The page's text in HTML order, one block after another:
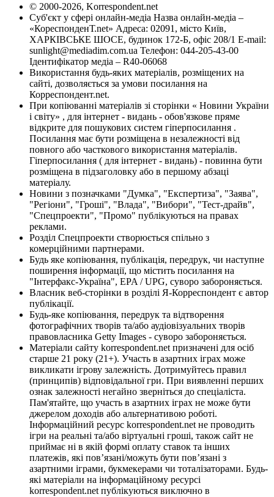
© 2000-2026, Korrespondent.net
Суб'єкт у сфері онлайн-медіа Назва онлайн-медіа –
«КореспонденТ.net» Адреса: 02091, місто Київ,
ХАРКІВСЬКЕ ШОСЕ, будинок 172-Б, офіс 208/1 E-mail:
sunlight@mediadim.com.ua Телефон: 044-205-43-00
Ідентифікатор медіа – R40-06068
Використання будь-яких матеріалів, розміщених на
сайті, дозволяється за умови посилання на
Корреспондент.net.
При копіюванні матеріалів зі сторінки « Новини України
і світу» , для інтернет - видань - обов'язкове пряме
відкрите для пошукових систем гіперпосилання .
Посилання має бути розміщена в незалежності від
повного або часткового використання матеріалів.
Гіперпосилання ( для інтернет - видань) - повинна бути
розміщена в підзаголовку або в першому абзаці
матеріалу.
Новини з позначками "Думка", "Експертиза", "Заява",
"Регіони", "Гроші", "Влада", "Вибори", "Тест-драйв",
"Спецпроекти", "Промо" публікуються на правах
реклами.
Розділ Спецпроекти створюється спільно з
комерційними партнерами.
Будь яке копіювання, публікація, передрук, чи наступне
поширення інформації, що містить посилання на
"Інтерфакс-Україна", EPA / UPG, суворо забороняється.
Власник веб-сторінки в розділі Я-Корреспондент є автор
публікації.
Будь-яке копіювання, передрук та відтворення
фотографічних творів та/або аудіовізуальних творів
правовласника Getty Images - суворо забороняється.
Матеріали сайту korrespondent.net призначені для осіб
старше 21 року (21+). Участь в азартних іграх може
викликати ігрову залежність. Дотримуйтесь правил
(принципів) відповідальної гри. При виявленні перших
ознак залежності негайно зверніться до спеціаліста.
Пам'ятайте, що участь в азартних іграх не може бути
джерелом доходів або альтернативою роботі.
Інформаційний ресурс korrespondent.net не проводить
ігри на реальні та/або віртуальні гроші, також сайт не
приймає ні в якій формі оплату ставок та інших
платежів, які пов’язані/можуть бути пов’язані з
азартними іграми, букмекерами чи тоталізаторами. Будь-
які матеріали на інформаційному ресурсі
korrespondent.net публікуються виключно в